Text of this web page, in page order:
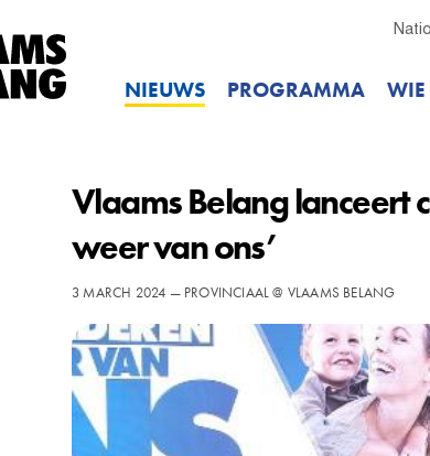
NIEUWS PROGRAMMA WIE
Vlaams Belang lanceert
weer van ons’
3 MARCH 2024 — PROVINCIAAL @ VLAAMS BELANG